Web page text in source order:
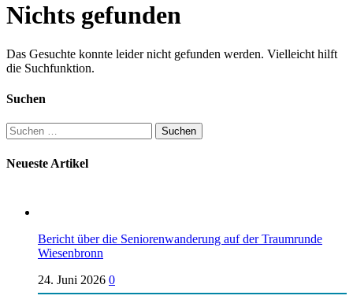
Nichts gefunden
Das Gesuchte konnte leider nicht gefunden werden. Vielleicht hilft
die Suchfunktion.
Suchen
Suchen
nach:
Neueste Artikel
Bericht über die Seniorenwanderung auf der Traumrunde
Wiesenbronn
24. Juni 2026 0